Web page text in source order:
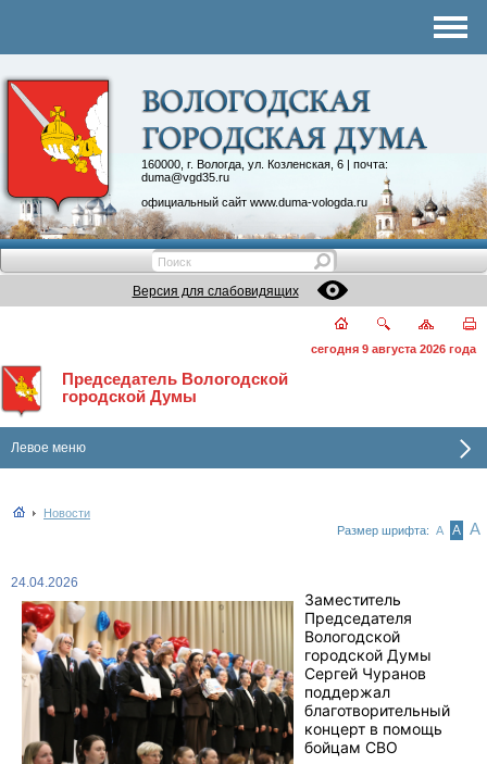
160000, г. Вологда, ул. Козленская, 6 | почта:
duma@vgd35.ru
официальный сайт www.duma-vologda.ru
Контакты
Депутатские объединения
Версия для слабовидящих
сегодня 9 августа 2026 года
Председатель Вологодской
городской Думы
Левое меню
Новости
Размер шрифта: А А А
24.04.2026
Заместитель
Председателя
Вологодской
городской Думы
Сергей Чуранов
поддержал
благотворительный
концерт в помощь
бойцам СВО